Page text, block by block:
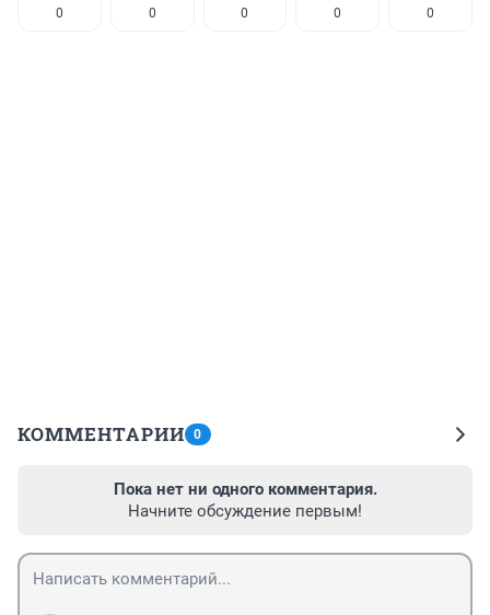
0 0 0 0 0
КОММЕНТАРИИ 0
Пока нет ни одного комментария.
Начните обсуждение первым!